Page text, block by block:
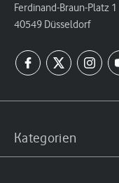
Ferdinand-Braun-Platz 1
40549 Düsseldorf
Kategorien